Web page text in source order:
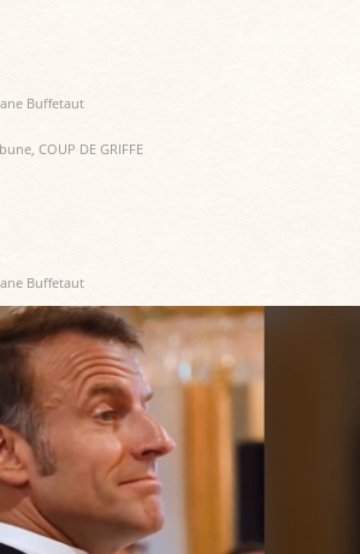
Buffetaut
, COUP DE GRIFFE
Buffetaut